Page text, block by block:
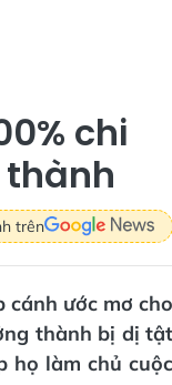
chi
trên
cánh ước mơ cho
thành bị dị tật
họ làm chủ cuộc